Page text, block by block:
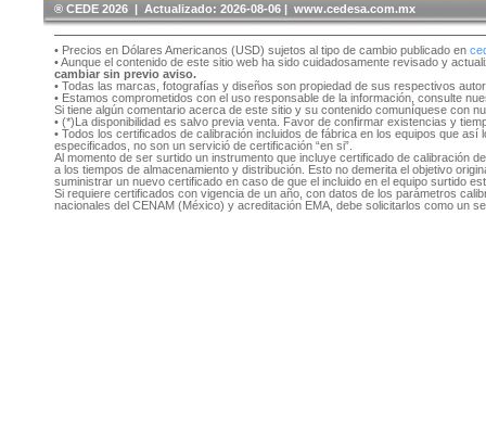
®️ CEDE 2026 | Actualizado: 2026-08-06 | www.cedesa.com.mx
• Precios en Dólares Americanos (USD) sujetos al tipo de cambio publicado en
• Aunque el contenido de este sitio web ha sido cuidadosamente revisado y
cambiar sin previo aviso.
• Todas las marcas, fotografías y diseños son propiedad de sus respectivos
• Estamos comprometidos con el uso responsable de la información, consulte
Si tiene algún comentario acerca de este sitio y su contenido comuníquese con
• (*)La disponibilidad es salvo previa venta. Favor de confirmar existencias y
• Todos los certificados de calibración incluidos de fábrica en los equipos que
especificados, no son un servició de certificación “en si”.
Al momento de ser surtido un instrumento que incluye certificado de calibración
a los tiempos de almacenamiento y distribución. Esto no demerita el objetivo
suministrar un nuevo certificado en caso de que el incluido en el equipo surtido
Si requiere certificados con vigencia de un año, con datos de los parámetros
nacionales del CENAM (México) y acreditación EMA, debe solicitarlos como un